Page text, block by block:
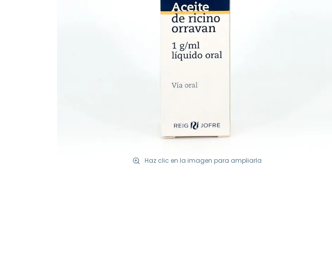
Haz clic en la imagen para ampliarla